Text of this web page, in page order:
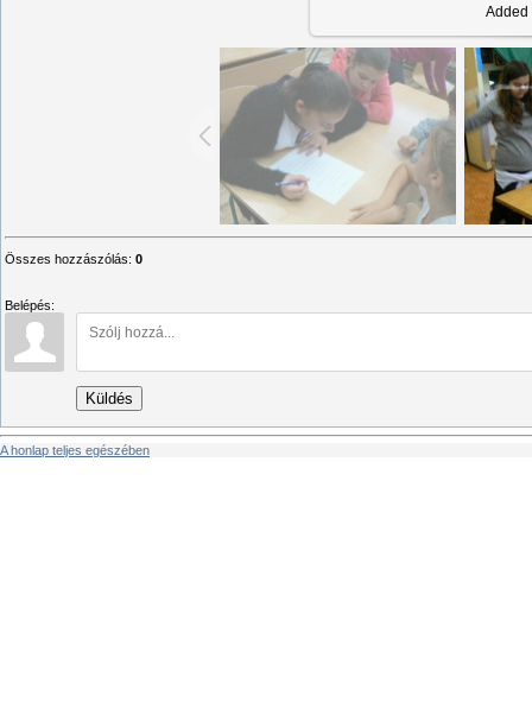
Added
Összes hozzászólás: 0
Belépés:
Küldés
A honlap teljes egészében